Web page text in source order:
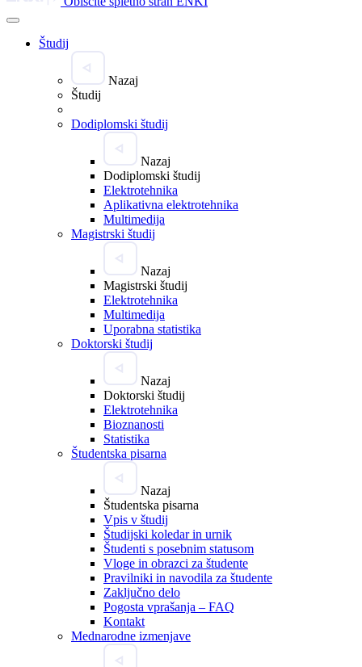
Študij
Nazaj
Študij
Dodiplomski študij
Nazaj
Dodiplomski študij
Elektrotehnika
Aplikativna elektrotehnika
Multimedija
Magistrski študij
Nazaj
Magistrski študij
Elektrotehnika
Multimedija
Uporabna statistika
Doktorski študij
Nazaj
Doktorski študij
Elektrotehnika
Bioznanosti
Statistika
Študentska pisarna
Nazaj
Študentska pisarna
Vpis v študij
Študijski koledar in urnik
Študenti s posebnim statusom
Vloge in obrazci za študente
Pravilniki in navodila za študente
Zaključno delo
Pogosta vprašanja – FAQ
Kontakt
Mednarodne izmenjave